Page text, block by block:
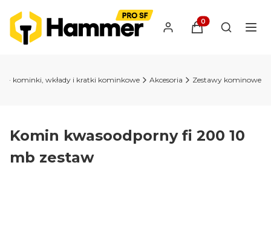
Produkty w
Otwórz
- kominki, wkłady i kratki kominkowe Akcesoria Zestawy kominowe
Komin kwasoodporny fi 200 10
mb zestaw